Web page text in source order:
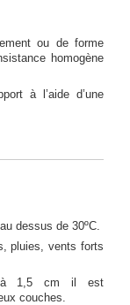
ou de forme
homogène
à l’aide d’une
dessus de 30ºC.
pluies, vents forts
à 1,5 cm il est
couches.